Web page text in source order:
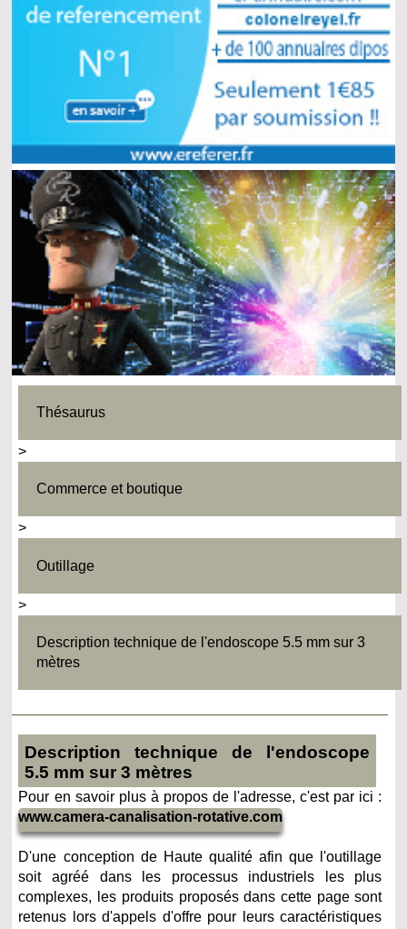
Thésaurus
>
Commerce et boutique
>
Outillage
>
Description technique de l'endoscope 5.5 mm sur 3
mètres
Description technique de l'endoscope
5.5 mm sur 3 mètres
Pour en savoir plus à propos de l'adresse, c'est par ici :
www.camera-canalisation-rotative.com
D'une conception de Haute qualité afin que l'outillage
soit agréé dans les processus industriels les plus
complexes, les produits proposés dans cette page sont
retenus lors d'appels d'offre pour leurs caractéristiques